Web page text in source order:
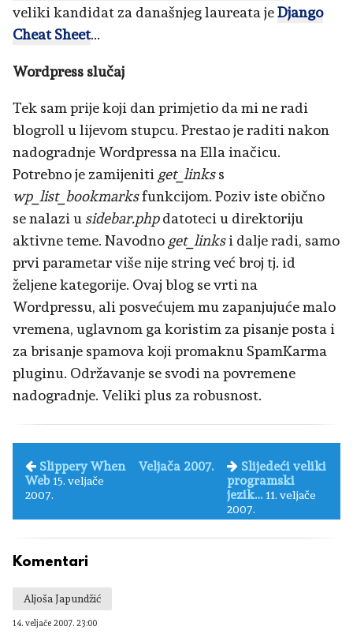
veliki kandidat za današnjeg laureata jeDjango
Cheat Sheet...
Wordpress slučaj
Tek sam prije koji dan primjetio da mi ne radi
blogroll u lijevom stupcu. Prestao je raditi nakon
nadogradnje Wordpressa na Ella inačicu.
Potrebno je zamijeniti get_linkss
wp_list_bookmarksfunkcijom. Poziv iste obično
se nalazi u sidebar.phpdatoteci u direktoriju
aktivne teme. Navodno get_linksi dalje radi, samo
prvi parametar više nije string već broj tj. id
željene kategorije. Ovaj blog se vrti na
Wordpressu, ali posvećujem mu zapanjujuće malo
vremena, uglavnom ga koristim za pisanje posta i
za brisanje spamova koji promaknu SpamKarma
pluginu. Održavanje se svodi na povremene
nadogradnje. Veliki plus za robusnost.
Slippery When
Web 15. veljače
2007.
Veljača 2007.
Slijedeći veliki
programski
jezik… 11. veljače
2007.
Komentari
Aljoša Japundžić
14. veljače 2007. 23:00